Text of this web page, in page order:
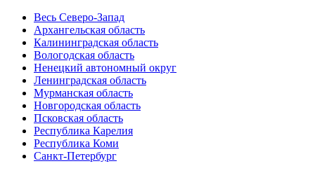
Весь Северо-Запад
Архангельская область
Калининградская область
Вологодская область
Ненецкий автономный округ
Ленинградская область
Мурманская область
Новгородская область
Псковская область
Республика Карелия
Республика Коми
Санкт-Петербург